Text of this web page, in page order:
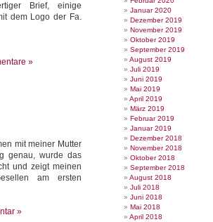
Brief, einige
dem Logo der Fa.
»
mit meiner Mutter
genau, wurde das
und zeigt meinen
am ersten
»
Januar 2020
Dezember 2019
November 2019
Oktober 2019
September 2019
August 2019
Juli 2019
Juni 2019
Mai 2019
April 2019
März 2019
Februar 2019
Januar 2019
Dezember 2018
November 2018
Oktober 2018
September 2018
August 2018
Juli 2018
Juni 2018
Mai 2018
April 2018